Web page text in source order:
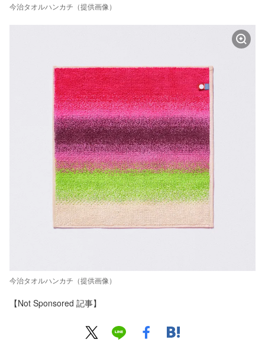
今治タオルハンカチ（提供画像）
今治タオルハンカチ（提供画像）
【Not Sponsored 記事】